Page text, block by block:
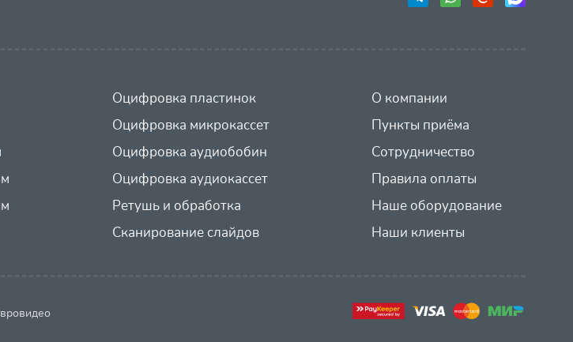
Оцифровка пластинок
Оцифровка микрокассет
Оцифровка аудиобобин
Оцифровка аудиокассет
Ретушь и обработка
Сканирование слайдов
О компании
Пункты приёма
Сотрудничество
Правила оплаты
Наше оборудование
Наши клиенты